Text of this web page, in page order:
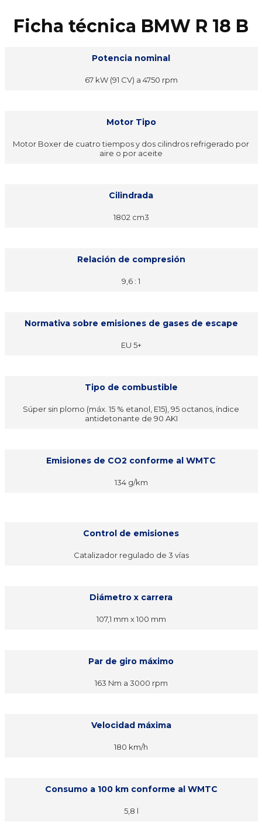
Ficha técnica BMW R 18 B
Potencia nominal
67 kW (91 CV) a 4750 rpm
Motor Tipo
Motor Boxer de cuatro tiempos y dos cilindros refrigerado por
aire o por aceite
Cilindrada
1802 cm3
Relación de compresión
9,6 : 1
Normativa sobre emisiones de gases de escape
EU 5+
Tipo de combustible
Súper sin plomo (máx. 15 % etanol, E15), 95 octanos, índice
antidetonante de 90 AKI
Emisiones de CO2 conforme al WMTC
134 g/km
Control de emisiones
Catalizador regulado de 3 vías
Diámetro x carrera
107,1 mm x 100 mm
Par de giro máximo
163 Nm a 3000 rpm
Velocidad máxima
180 km/h
Consumo a 100 km conforme al WMTC
5,8 l